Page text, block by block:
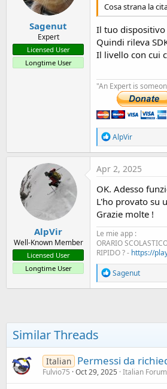
s
:
Sagenut
Expert
Licensed User
Longtime User
Cosa strana la
Il tuo
Quindi rileva
Il livello con cui
"An Expert is
R
e
a
c
t
o
n
s
AlpVir
AlpVir
Well-Known Member
Licensed User
Longtime User
Apr 2, 2025
OK. Adesso
L'ho provato su
Grazie molte !
Le mie app :
ORARIO
RIPIDO ? - https://
R
e
a
s
:
Sagenut
Similar Threads
Italian Permessi da
Fulvio75 Oct 29, 2025 Italian Forum